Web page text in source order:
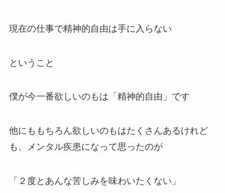
現在の仕事で精神的自由は手に入らない
ということ
僕が今一番欲しいのもは「精神的自由」です
他にももちろん欲しいのもはたくさんあるけれど
も、メンタル疾患になって思ったのが
「２度とあんな苦しみを味わいたくない」